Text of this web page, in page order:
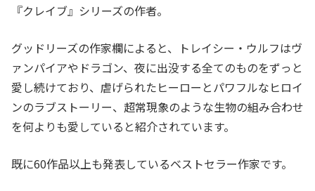
『クレイブ』シリーズの作者。
グッドリーズの作家欄によると、トレイシー・ウルフはヴ
ァンパイアやドラゴン、夜に出没する全てのものをずっと
愛し続けており、虐げられたヒーローとパワフルなヒロイ
ンのラブストーリー、超常現象のような生物の組み合わせ
を何よりも愛していると紹介されています。
既に60作品以上も発表しているベストセラー作家です。